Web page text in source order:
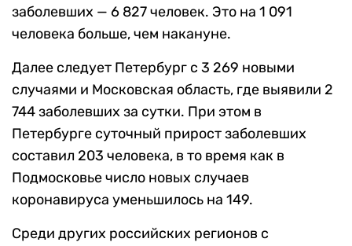
заболевших — 6 827 человек. Это на 1 091
человека больше, чем накануне.
Далее следует Петербург с 3 269 новыми
случаями и Московская область, где выявили 2
744 заболевших за сутки. При этом в
Петербурге суточный прирост заболевших
составил 203 человека, в то время как в
Подмосковье число новых случаев
коронавируса уменьшилось на 149.
Среди других российских регионов с